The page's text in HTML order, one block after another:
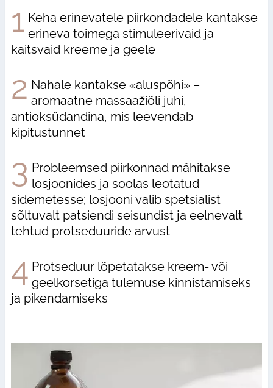
1 Keha erinevatele piirkondadele kantakse
erineva toimega stimuleerivaid ja
kaitsvaid kreeme ja geele
2 Nahale kantakse «aluspõhi» –
aromaatne massaažiõli juhi,
antioksüdandina, mis leevendab
kipitustunnet
3 Probleemsed piirkonnad mähitakse
losjoonides ja soolas leotatud
sidemetesse; losjooni valib spetsialist
sõltuvalt patsiendi seisundist ja eelnevalt
tehtud protseduuride arvust
4 Protseduur lõpetatakse kreem- või
geelkorsetiga tulemuse kinnistamiseks
ja pikendamiseks